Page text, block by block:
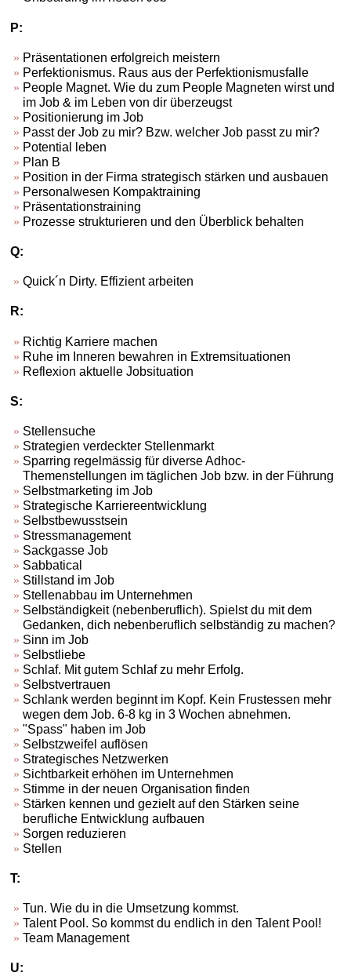
P:
Präsentationen erfolgreich meistern
Perfektionismus. Raus aus der Perfektionismusfalle
People Magnet. Wie du zum People Magneten wirst und
im Job & im Leben von dir überzeugst
Positionierung im Job
Passt der Job zu mir? Bzw. welcher Job passt zu mir?
Potential leben
Plan B
Position in der Firma strategisch stärken und ausbauen
Personalwesen Kompaktraining
Präsentationstraining
Prozesse strukturieren und den Überblick behalten
Q:
Quick´n Dirty. Effizient arbeiten
R:
Richtig Karriere machen
Ruhe im Inneren bewahren in Extremsituationen
Reflexion aktuelle Jobsituation
S:
Stellensuche
Strategien verdeckter Stellenmarkt
Sparring regelmässig für diverse Adhoc-
Themenstellungen im täglichen Job bzw. in der Führung
Selbstmarketing im Job
Strategische Karriereentwicklung
Selbstbewusstsein
Stressmanagement
Sackgasse Job
Sabbatical
Stillstand im Job
Stellenabbau im Unternehmen
Selbständigkeit (nebenberuflich). Spielst du mit dem
Gedanken, dich nebenberuflich selbständig zu machen?
Sinn im Job
Selbstliebe
Schlaf. Mit gutem Schlaf zu mehr Erfolg.
Selbstvertrauen
Schlank werden beginnt im Kopf. Kein Frustessen mehr
wegen dem Job. 6-8 kg in 3 Wochen abnehmen.
"Spass" haben im Job
Selbstzweifel auflösen
Strategisches Netzwerken
Sichtbarkeit erhöhen im Unternehmen
Stimme in der neuen Organisation finden
Stärken kennen und gezielt auf den Stärken seine
berufliche Entwicklung aufbauen
Sorgen reduzieren
Stellen
T:
Tun. Wie du in die Umsetzung kommst.
Talent Pool. So kommst du endlich in den Talent Pool!
Team Management
U: